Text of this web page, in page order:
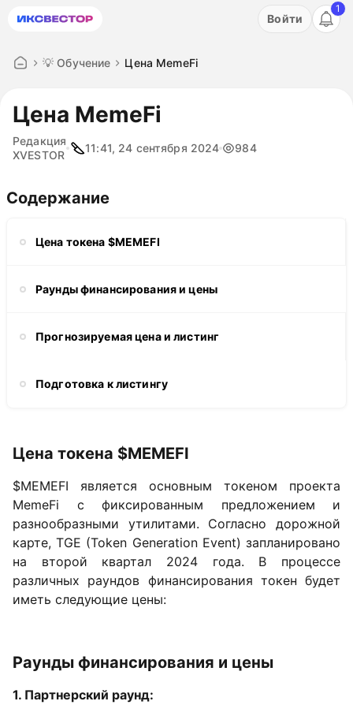
Акция: бесплатный пробный период на 3 дня!
Войти
1
💡 Обучение Цена MemeFi
Цена MemeFi
Редакция
XVESTOR
11:41, 24 сентября 2024 984
Содержание
Цена токена $MEMEFI
Раунды финансирования и цены
Прогнозируемая цена и листинг
Подготовка к листингу
Цена токена $MEMEFI
$MEMEFI является основным токеном проекта
MemeFi с фиксированным предложением и
разнообразными утилитами. Согласно дорожной
карте, TGE (Token Generation Event) запланировано
на второй квартал 2024 года. В процессе
различных раундов финансирования токен будет
иметь следующие цены:
Раунды финансирования и цены
1. Партнерский раунд: